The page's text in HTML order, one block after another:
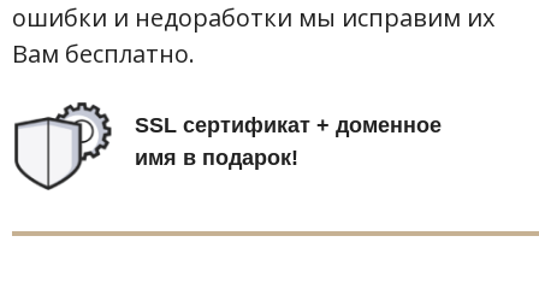
SSL сертификат + доменное
имя в подарок!
ошибки и недоработки мы исправим их
Вам бесплатно.